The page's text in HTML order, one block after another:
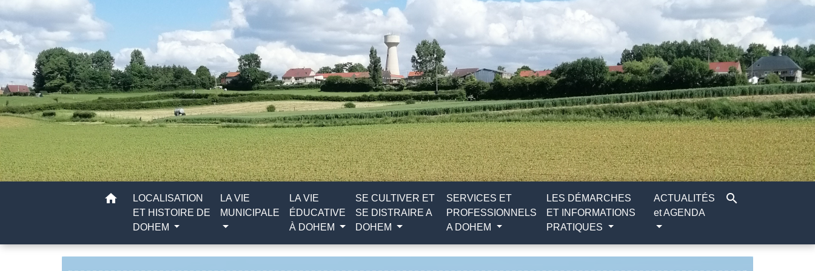
home
LOCALISATION
ET HISTOIRE DE
DOHEM
LA VIE
MUNICIPALE
LA VIE
ÉDUCATIVE
À DOHEM
SE CULTIVER ET
SE DISTRAIRE A
DOHEM
SERVICES ET
PROFESSIONNELS
A DOHEM
LES DÉMARCHES
ET INFORMATIONS
PRATIQUES
ACTUALITÉS
et AGENDA
search